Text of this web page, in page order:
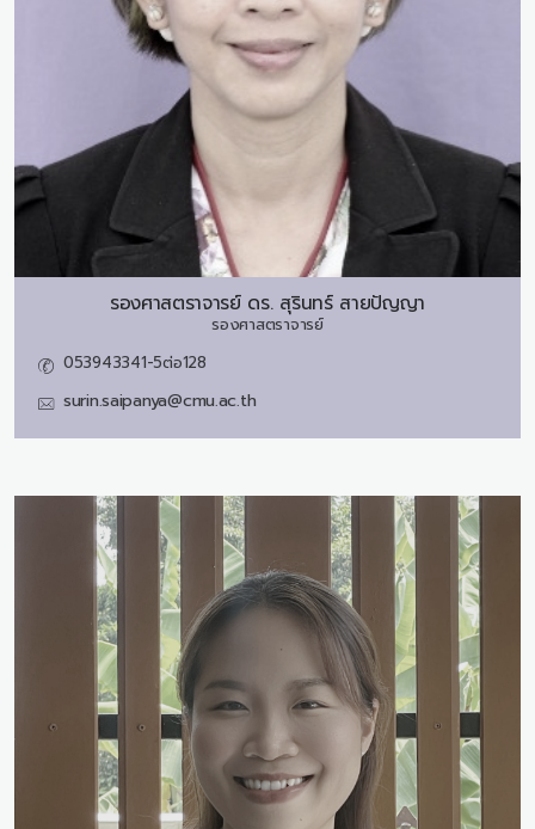
รองศาสตราจารย์ ดร. สุรินทร์ สายปัญญา
รองศาสตราจารย์
053943341-5ต่อ128
surin.saipanya@cmu.ac.th